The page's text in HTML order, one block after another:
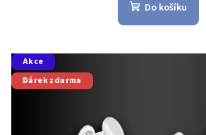
Do košíku
Akce
Dárek zdarma